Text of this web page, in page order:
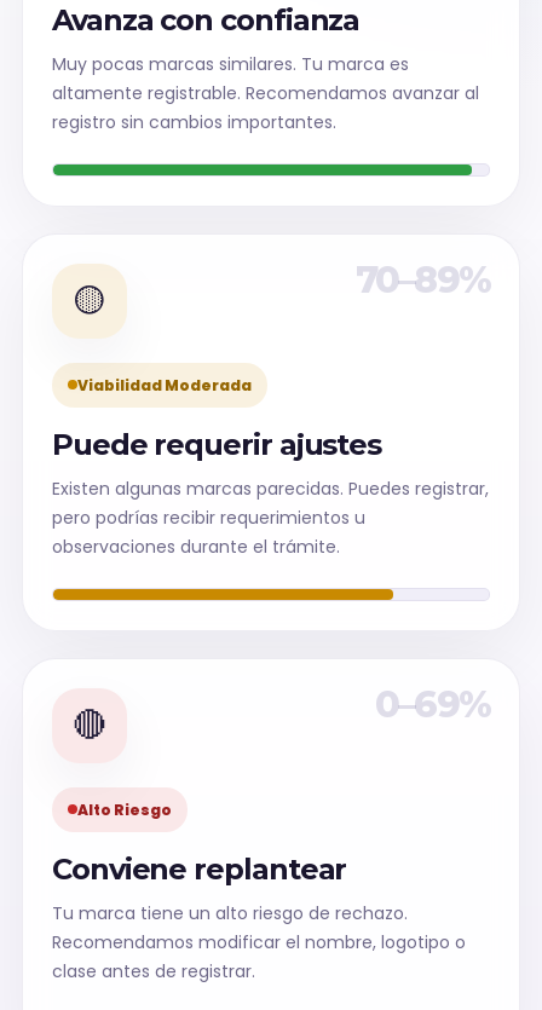
Avanza con confianza
Muy pocas marcas similares. Tu marca es
altamente registrable. Recomendamos avanzar al
registro sin cambios importantes.
🟡 70–89%
Viabilidad Moderada
Puede requerir ajustes
Existen algunas marcas parecidas. Puedes registrar,
pero podrías recibir requerimientos u
observaciones durante el trámite.
🔴 0–69%
Alto Riesgo
Conviene replantear
Tu marca tiene un alto riesgo de rechazo.
Recomendamos modificar el nombre, logotipo o
clase antes de registrar.